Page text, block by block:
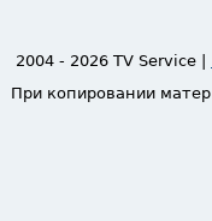
2004 - 2026 TV Service |
При копировании